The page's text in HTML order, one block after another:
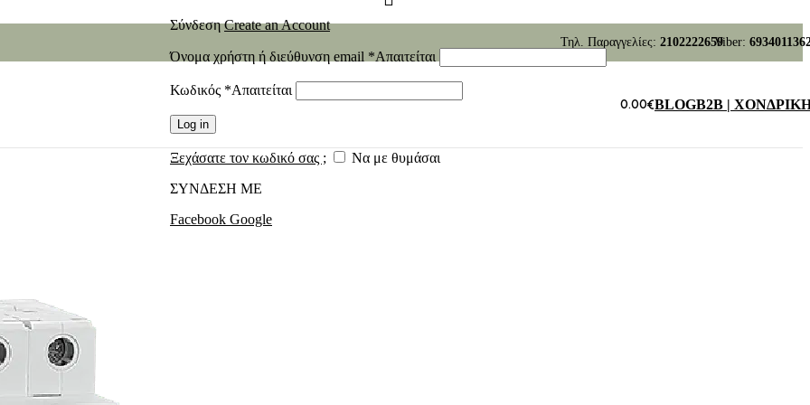
Τηλ. Παραγγελίες: 2102222659Viber:
ΣύνδεσηCreate an Account
Όνομα χρήστη ή διεύθυνση email *Απαιτείται
Κωδικός *Απαιτείται
Log in
Ξεχάσατε τον κωδικό σας ;
Να με θυμάσαι
ΣΥΝΔΕΣΗ ΜΕ
Facebook Google
0.00€BLOGB2B |